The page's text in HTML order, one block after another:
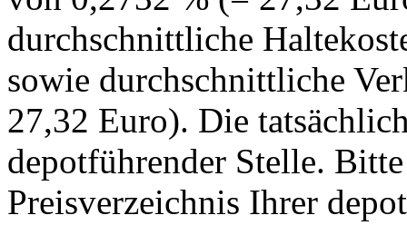
durchschnittliche
sowie durchschnittliche
27,32 Euro). Die
depotführender Stelle.
Preisverzeichnis Ihrer